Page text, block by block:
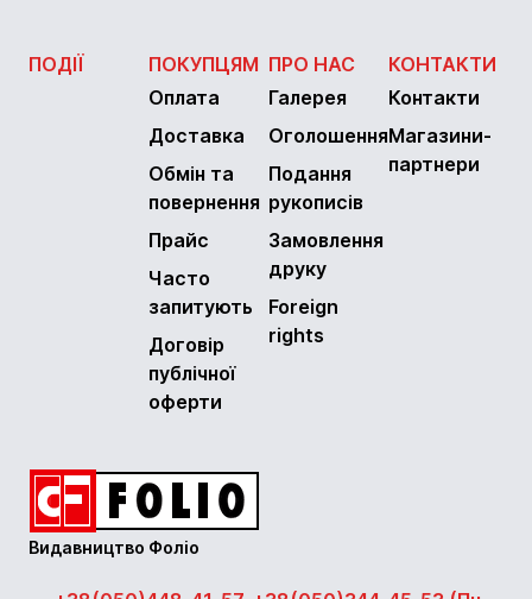
ПОДІЇ
ПОКУПЦЯМ
Оплата
Доставка
Обмін та
повернення
Прайс
Часто
запитують
Договір
публічної
оферти
ПРО НАС
Галерея
Оголошення
Подання
рукописів
Замовлення
друку
Foreign
rights
КОНТАКТИ
Контакти
Магазини-
партнери
Видавництво Фоліо